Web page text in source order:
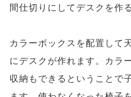
間仕切りにしてデスクを作
カラーボックスを配置して
にデスクが作れます。カラ
収納もできるということで